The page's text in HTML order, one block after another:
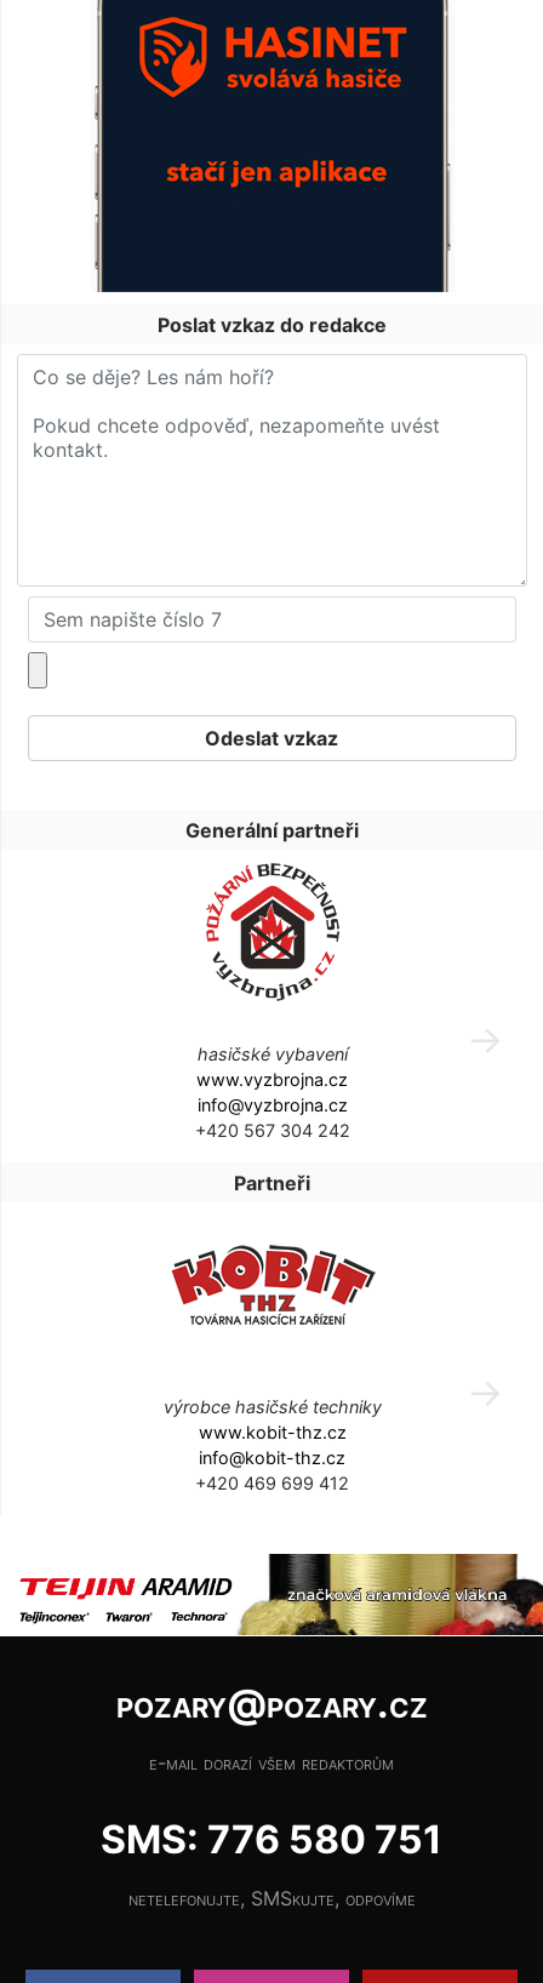
Poslat vzkaz do redakce
Generální partneři
hasičské vybavení
www.vyzbrojna.cz
info@vyzbrojna.cz
+420 567 304 242
Partneři
výrobce hasičské techniky
www.kobit-thz.cz
info@kobit-thz.cz
+420 469 699 412
pozary@pozary.cz
e-mail dorazí všem redaktorům
SMS: 776 580 751
netelefonujte, SMSkujte, odpovíme